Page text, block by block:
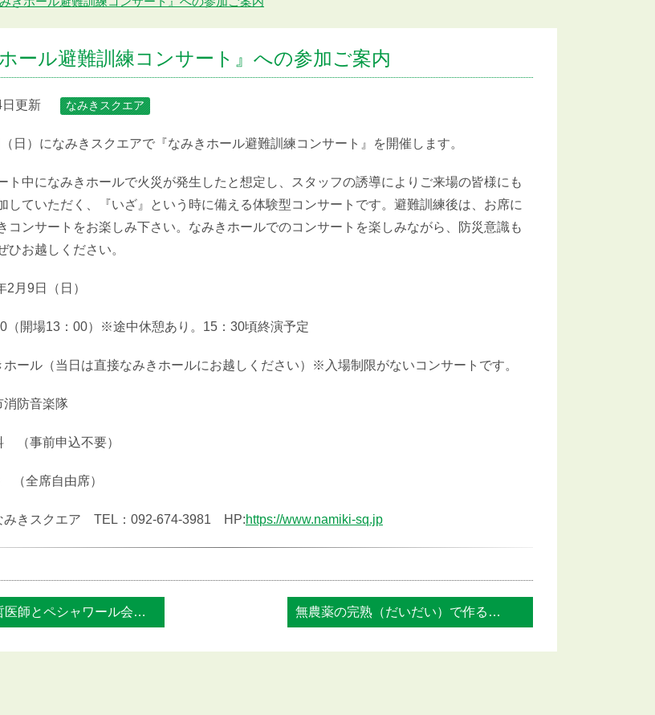
ホール避難訓練コンサート』への参加ご案内
更新 なみきスクエア
日）になみきスクエアで『なみきホール避難訓練コンサート』を開催します。
ト中になみきホールで火災が発生したと想定し、スタッフの誘導によりご来場の皆様にも
していただく、『いざ』という時に備える体験型コンサートです。避難訓練後は、お席に
コンサートをお楽しみ下さい。なみきホールでのコンサートを楽しみながら、防災意識も
ひお越しください。
月9日（日）
（開場13：00）※途中休憩あり。15：30頃終演予定
ール（当日は直接なみきホールにお越しください）※入場制限がないコンサートです。
消防音楽隊
（事前申込不要）
（全席自由席）
みきスクエア TEL：092-674-3981 HP:https://www.namiki-sq.jp
« 『中村哲医師とペシャワール会の活動の写真... 無農薬の完熟（だいだい）で作るマーマレー... »